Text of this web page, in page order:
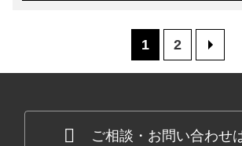
1 2 >
ご相談・お問い合わせ